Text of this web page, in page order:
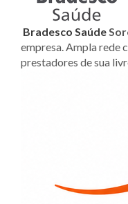
Bradesco Saúde
empresa. Ampla rede
prestadores de sua